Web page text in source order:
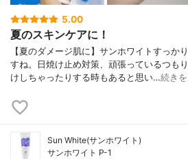
5.00
夏のスキンケアに！
【夏のダメージ肌に】サンホワイトすっか
すね。日焼け止め対策、頑張っているつも
けしちゃったりする時もあると思い…続き
Sun White(サンホワイト)
サンホワイト P-1